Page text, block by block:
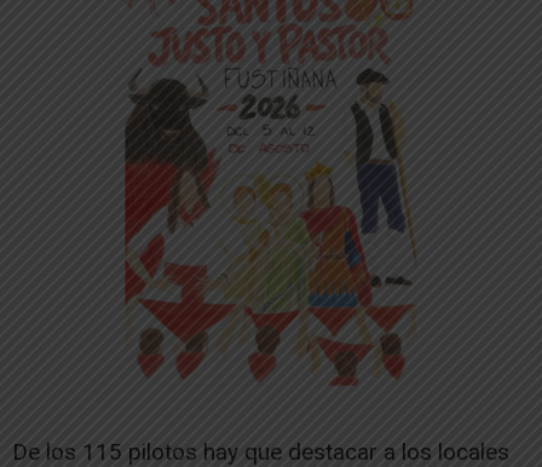
De los 115 pilotos hay que destacar a los locales